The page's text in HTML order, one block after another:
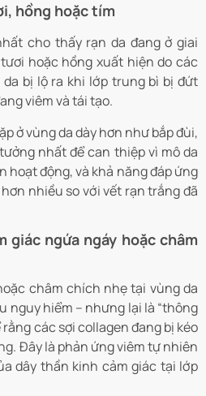
hồng hoặc tím
cho thấy rạn da đang ở giai
hoặc hồng xuất hiện do các
bị lộ ra khi lớp trung bì bị đứt
viêm và tái tạo.
ở vùng da dày hơn như bắp đùi,
nhất để can thiệp vì mô da
hoạt động, và khả năng đáp ứng
nhiều so với vết rạn trắng đã
giác ngứa ngáy hoặc châm
châm chích nhẹ tại vùng da
nguy hiểm – nhưng lại là “thông
các sợi collagen đang bị kéo
Đây là phản ứng viêm tự nhiên
dây thần kinh cảm giác tại lớp